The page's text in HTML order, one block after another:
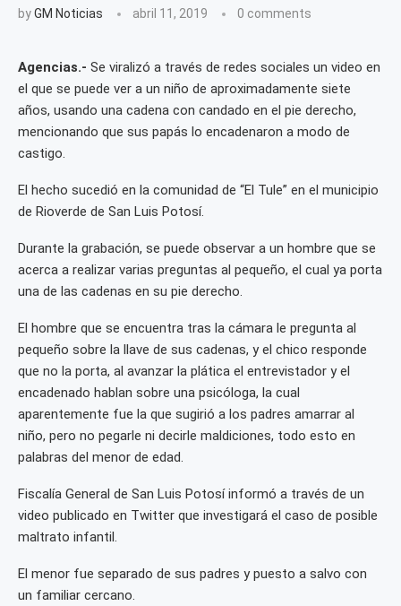
byGM Noticias abril 11, 2019 0 comments
Agencias.- Se viralizó a través de redes sociales un video en
el que se puede ver a un niño de aproximadamente siete
años, usando una cadena con candado en el pie derecho,
mencionando que sus papás lo encadenaron a modo de
castigo.
El hecho sucedió en la comunidad de “El Tule” en el municipio
de Rioverde de San Luis Potosí.
Durante la grabación, se puede observar a un hombre que se
acerca a realizar varias preguntas al pequeño, el cual ya porta
una de las cadenas en su pie derecho.
El hombre que se encuentra tras la cámara le pregunta al
pequeño sobre la llave de sus cadenas, y el chico responde
que no la porta, al avanzar la plática el entrevistador y el
encadenado hablan sobre una psicóloga, la cual
aparentemente fue la que sugirió a los padres amarrar al
niño, pero no pegarle ni decirle maldiciones, todo esto en
palabras del menor de edad.
Fiscalía General de San Luis Potosí informó a través de un
video publicado en Twitter que investigará el caso de posible
maltrato infantil.
El menor fue separado de sus padres y puesto a salvo con
un familiar cercano.